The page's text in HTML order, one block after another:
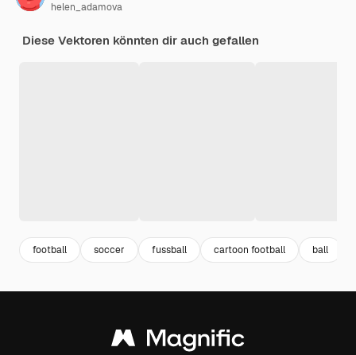
helen_adamova
Diese Vektoren könnten dir auch gefallen
football soccer fussball cartoon football ball